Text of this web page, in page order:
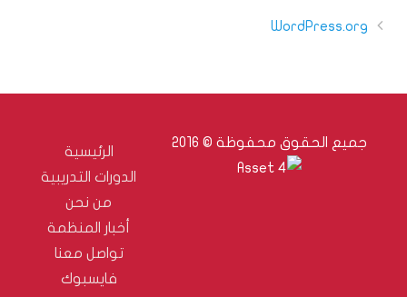
WordPress.org
الرئيسية
الدورات التدريبية
من نحن
أخبار المنظمة
تواصل معنا
فايسبوك
جميع الحقوق محفوظة © 2016